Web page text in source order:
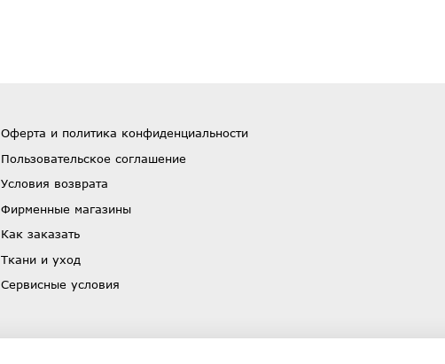
Оферта и политика конфиденциальности
Пользовательское соглашение
Условия возврата
Фирменные магазины
Как заказать
Ткани и уход
Сервисные условия